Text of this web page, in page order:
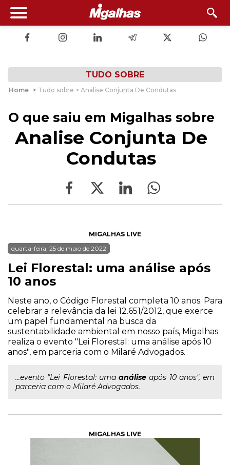
TUDO SOBRE
Home > Tudo sobre > Analise Conjunta De Condutas
O que saiu em Migalhas sobre
Analise Conjunta De
Condutas
MIGALHAS LIVE
quarta-feira, 25 de maio de 2022
Lei Florestal: uma análise após
10 anos
Neste ano, o Código Florestal completa 10 anos. Para
celebrar a relevância da lei 12.651/2012, que exerce
um papel fundamental na busca da
sustentabilidade ambiental em nosso país, Migalhas
realiza o evento "Lei Florestal: uma análise após 10
anos", em parceria com o Milaré Advogados.
...evento "Lei Florestal: uma análise após 10 anos", em
parceria com o Milaré Advogados.
MIGALHAS LIVE